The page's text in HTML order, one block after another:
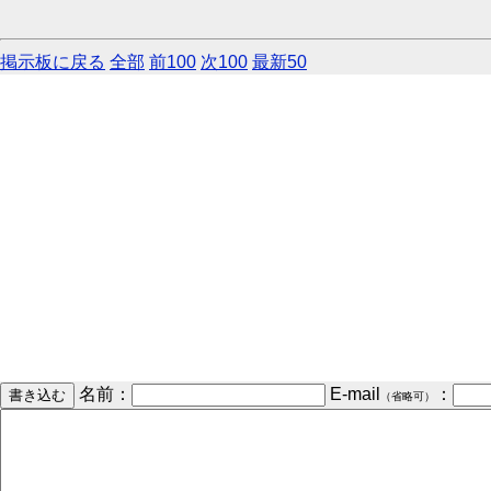
掲示板に戻る 全部 前100 次100 最新50
名前： E-mail （省略可） ：